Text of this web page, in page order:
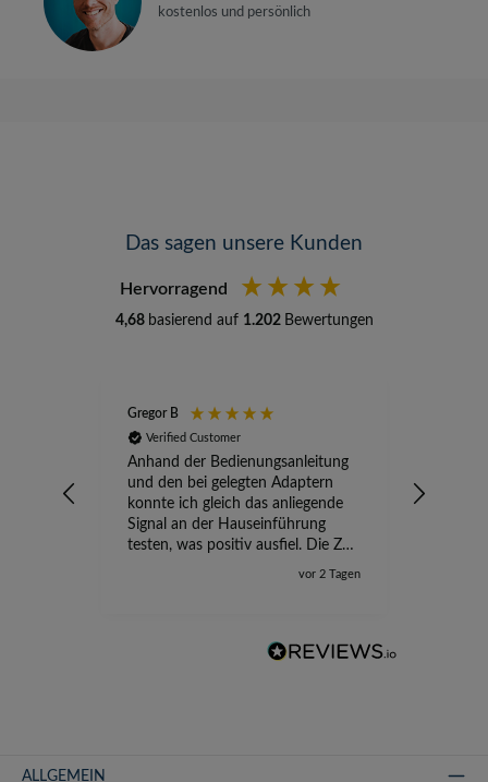
kostenlos und persönlich
Das sagen unsere Kunden
Hervorragend
4,68 basierend auf 1.202 Bewertungen
Gregor B
Verified Customer
Anhand der Bedienungsanleitung
und den bei gelegten Adaptern
konnte ich gleich das anliegende
Signal an der Hauseinführung
testen, was positiv ausfiel. Die Zeit
der Ungewissheit ist jetzt vorbei,
vor 2 Tagen
ALLGEMEIN